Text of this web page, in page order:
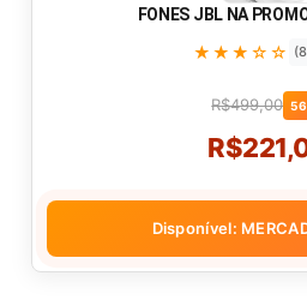
FONES JBL NA
★★★☆☆
R$499,00
Disponível: